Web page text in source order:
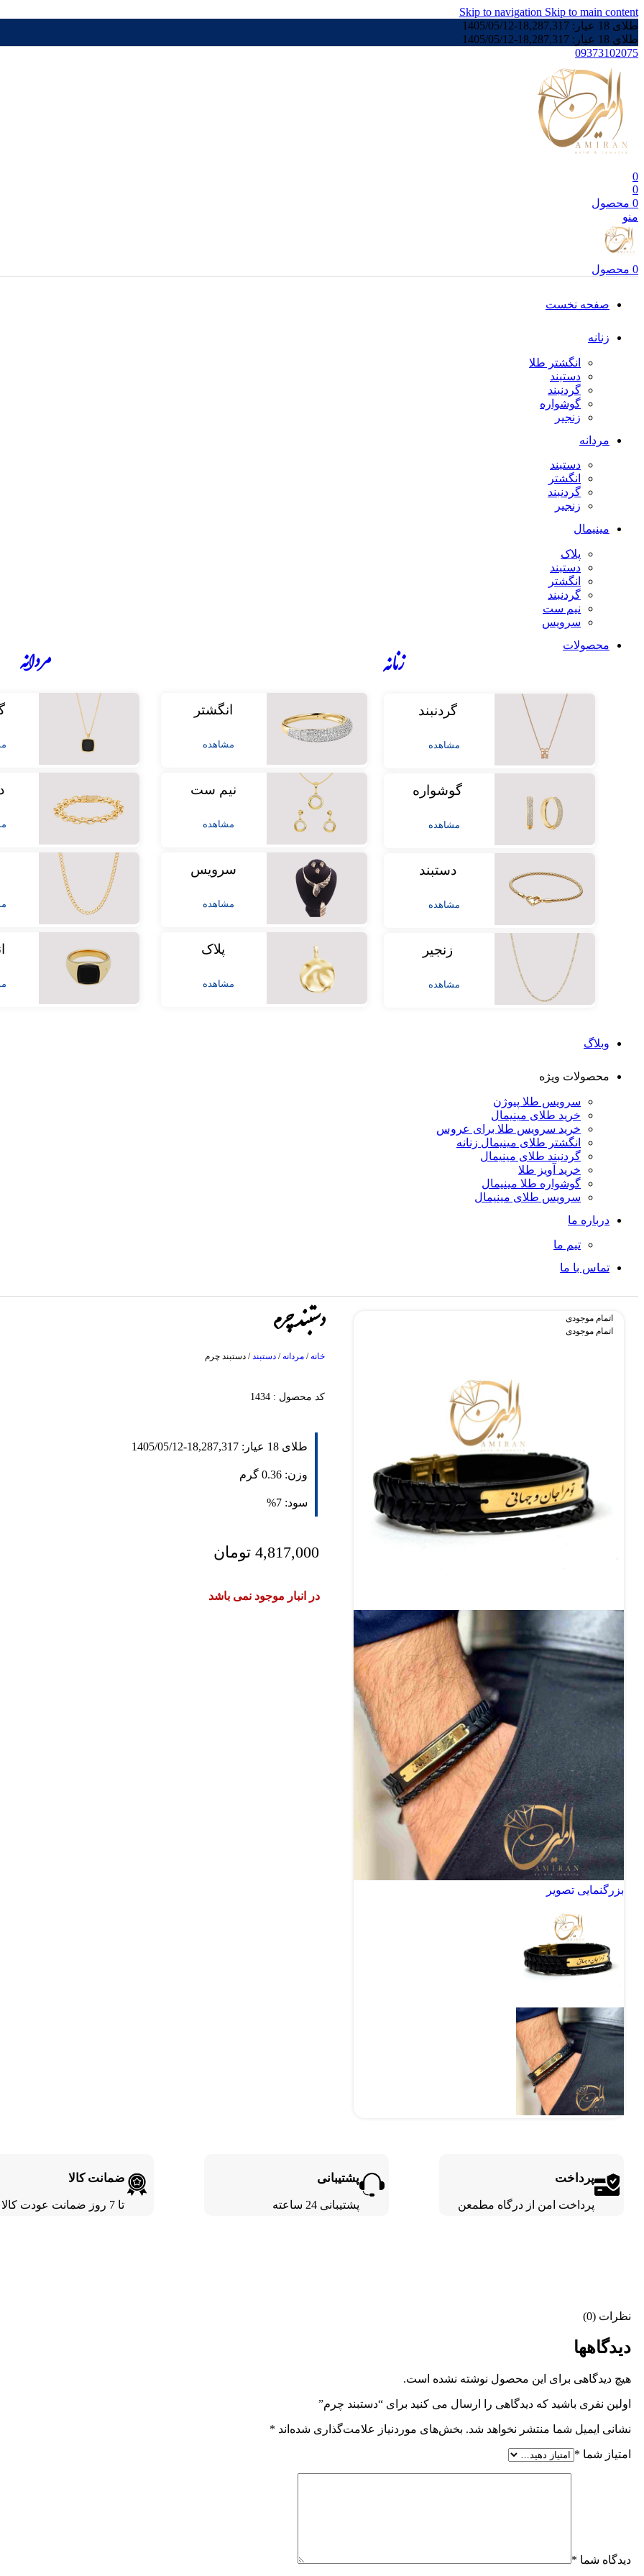
Skip to navigation Skip to main content
طلای 18 عیار:
18,287,317
-
1405/05/12
طلای 18 عیار:
18,287,317
-
1405/05/12
09373102075
0
0
0 محصول
منو
0 محصول
صفحه نخست
زنانه
انگشتر طلا
دستبند
گردنبند
گوشواره
زنجیر
مردانه
دستبند
انگشتر
گردنبند
زنجیر
مینیمال
پلاک
دستبند
انگشتر
گردنبند
نیم ست
سرویس
محصولات
زنانه
گردنبند
مشاهده
گوشواره
مشاهده
دستبند
مشاهده
زنجیر
مشاهده
انگشتر
مشاهده
نیم ست
مشاهده
سرویس
مشاهده
پلاک
مشاهده
مردانه
وبلاگ
محصولات ویژه
سرویس طلا پیوژن
خرید طلای مینیمال
خرید سرویس طلا برای عروس
انگشتر طلای مینیمال زنانه
گردنبند طلای مینیمال
خرید آویز طلا
گوشواره طلا مینیمال
سرویس طلای مینیمال
درباره ما
تیم ما
تماس با ما
اتمام موجودی
اتمام موجودی
بزرگنمایی تصویر
دستبند چرم
خانه/ مردانه/ دستبند/ دستبند چرم
کد محصول : 1434
طلای 18 عیار: 18,287,317
-
1405/05/12
وزن: 0.36 گرم
سود: 7%
4,817,000 تومان
در انبار موجود نمی باشد
پرداخت
پرداخت امن از درگاه مطمعن
پشتیبانی
پشتیبانی 24 ساعته
ضمانت کالا
تا 7 روز ضمانت عودت کالا
نظرات (0)
دیدگاهها
هیچ دیدگاهی برای این محصول نوشته نشده است.
اولین نفری باشید که دیدگاهی را ارسال می کنید برای “دستبند چرم”
نشانی ایمیل شما منتشر نخواهد شد. بخش‌های موردنیاز علامت‌گذاری شده‌اند *
امتیاز شما *
دیدگاه شما *